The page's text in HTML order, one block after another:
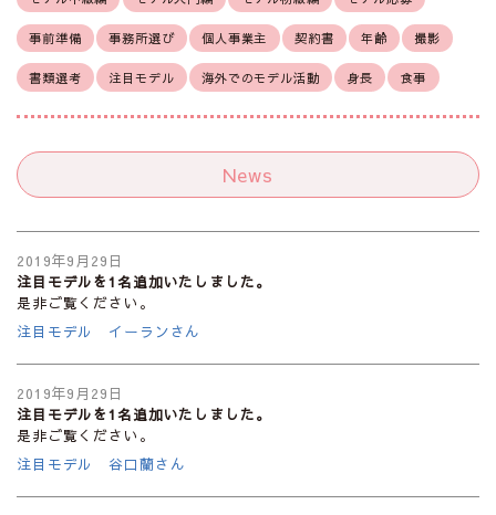
事前準備 事務所選び 個人事業主 契約書 年齢 撮影
書類選考 注目モデル 海外でのモデル活動 身長 食事
News
2019年9月29日
注目モデルを1名追加いたしました。
是非ご覧ください。
注目モデル イーランさん
2019年9月29日
注目モデルを1名追加いたしました。
是非ご覧ください。
注目モデル 谷口蘭さん